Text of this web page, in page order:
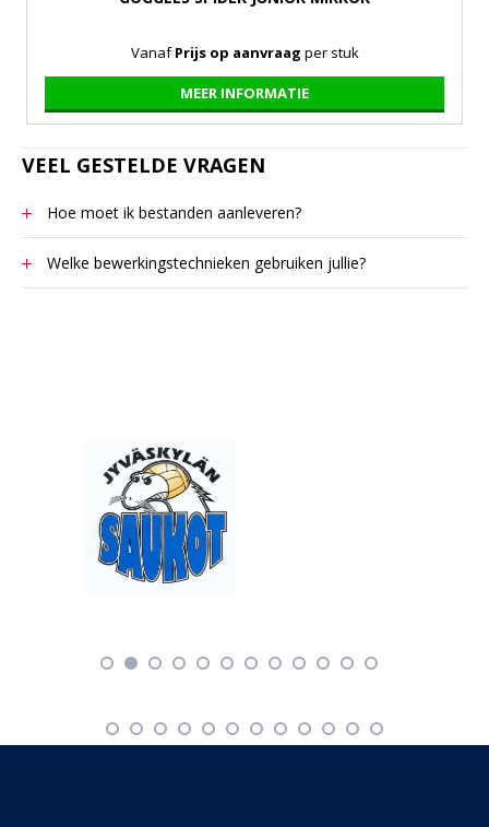
VanafPrijs op aanvraag per stuk
MEER INFORMATIE
VEEL GESTELDE VRAGEN
Hoe moet ik bestanden aanleveren?
Uw logomateriaal kan ons digitaal worden aangeleverd. Dit
bestand moet opgemaakt zijn in het volgende programma:
gebruikt. Een Photoshop document aanleveren is alleen
mogelijk wanneer het een transfer bedrukking betreft (dit zijn
.psd-bestanden). JPEG, TIFF enz. zijn fotobestanden waarmee
alleen geborduurd kan worden. In sommige gevallen is
overtrekken van het logo mogelijk. Er worden dan extra
Welke bewerkingstechnieken gebruiken jullie?
beeldmerk wordt achtereenvolgens een film en een geëtst
cliché gemaakt. Dit cliché wordt steeds van inkt voorzien. Een
vervormbare, siliconen stempel (tampon) pikt de inkt op en
drukt dit vervolgens af op het te bedrukken product. Deze
toepassing wordt voornamelijk op kunststof artikelen gebruikt.
zeef open. Het te bedrukken product wordt aangelegd onder
de zeef op het product wordt aangebracht. Ook full-colour